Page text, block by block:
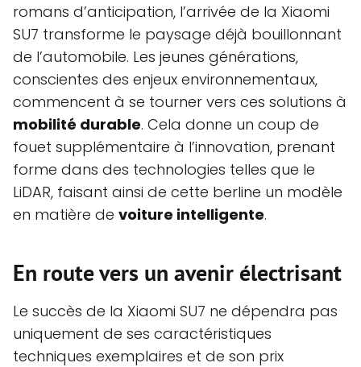
romans d’anticipation, l’arrivée de la Xiaomi
SU7 transforme le paysage déjà bouillonnant
de l’automobile. Les jeunes générations,
conscientes des enjeux environnementaux,
commencent à se tourner vers ces solutions à
mobilité durable. Cela donne un coup de
fouet supplémentaire à l’innovation, prenant
forme dans des technologies telles que le
LiDAR, faisant ainsi de cette berline un modèle
en matière de voiture intelligente.
En route vers un avenir électrisant
Le succès de la Xiaomi SU7 ne dépendra pas
uniquement de ses caractéristiques
techniques exemplaires et de son prix